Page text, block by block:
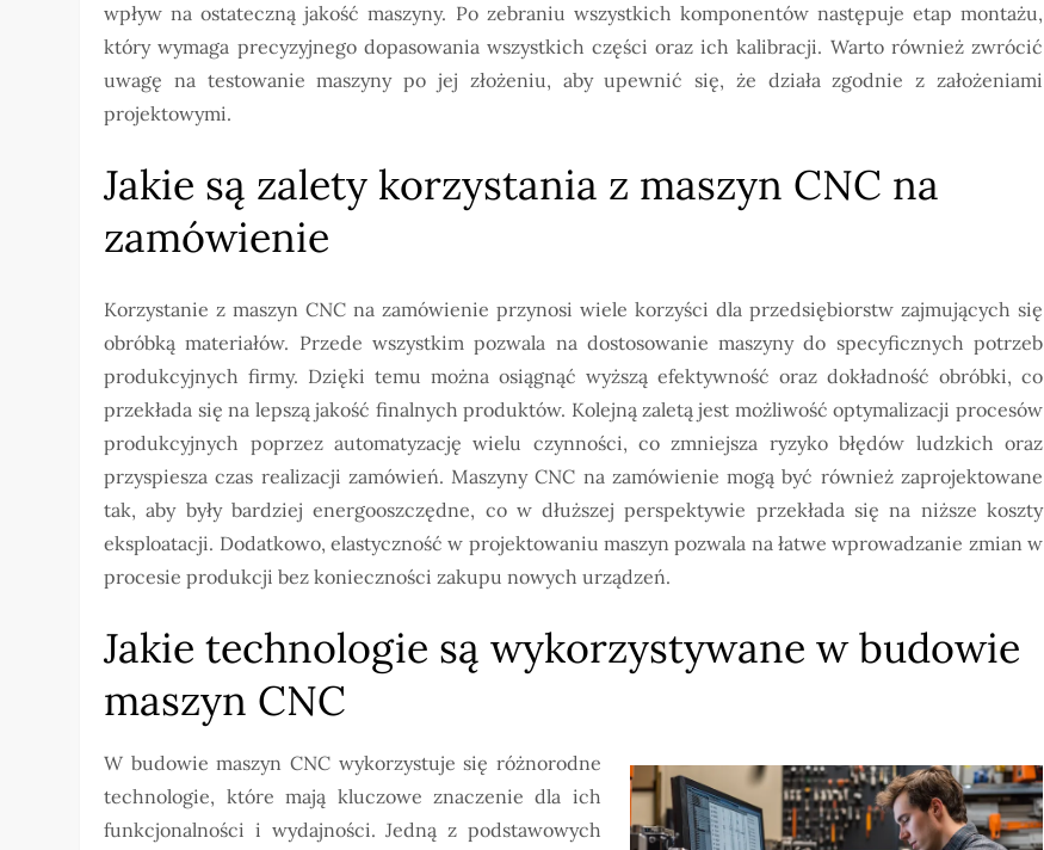
wpływ na ostateczną jakość maszyny. Po zebraniu wszystkich komponentów następuje etap montażu,
który wymaga precyzyjnego dopasowania wszystkich części oraz ich kalibracji. Warto również zwrócić
uwagę na testowanie maszyny po jej złożeniu, aby upewnić się, że działa zgodnie z założeniami
projektowymi.
Jakie są zalety korzystania z maszyn CNC na
zamówienie
Korzystanie z maszyn CNC na zamówienie przynosi wiele korzyści dla przedsiębiorstw zajmujących się
obróbką materiałów. Przede wszystkim pozwala na dostosowanie maszyny do specyficznych potrzeb
produkcyjnych firmy. Dzięki temu można osiągnąć wyższą efektywność oraz dokładność obróbki, co
przekłada się na lepszą jakość finalnych produktów. Kolejną zaletą jest możliwość optymalizacji procesów
produkcyjnych poprzez automatyzację wielu czynności, co zmniejsza ryzyko błędów ludzkich oraz
przyspiesza czas realizacji zamówień. Maszyny CNC na zamówienie mogą być również zaprojektowane
tak, aby były bardziej energooszczędne, co w dłuższej perspektywie przekłada się na niższe koszty
eksploatacji. Dodatkowo, elastyczność w projektowaniu maszyn pozwala na łatwe wprowadzanie zmian w
procesie produkcji bez konieczności zakupu nowych urządzeń.
Jakie technologie są wykorzystywane w budowie
maszyn CNC
W budowie maszyn CNC wykorzystuje się różnorodne
technologie, które mają kluczowe znaczenie dla ich
funkcjonalności i wydajności. Jedną z podstawowych